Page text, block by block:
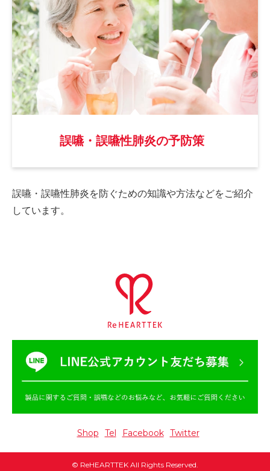
誤嚥・誤嚥性肺炎の予防策
誤嚥・誤嚥性肺炎を防ぐための知識や方法などをご紹介
しています。
Shop Tel Facebook Twitter
© ReHEARTTEK All Rights Reserved.